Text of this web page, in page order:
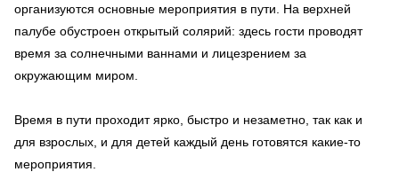
организуются основные мероприятия в пути. На верхней
палубе обустроен открытый солярий: здесь гости проводят
время за солнечными ваннами и лицезрением за
окружающим миром.
Время в пути проходит ярко, быстро и незаметно, так как и
для взрослых, и для детей каждый день готовятся какие-то
мероприятия.